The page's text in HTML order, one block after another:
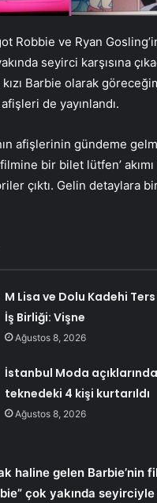
Robbie ve Ryan
seyirci karşısına
kızı Barbie olarak
de yayınlandı.
afişlerinin gündeme
bir bilet lütfen’ akımı
çıktı. Gelin detaylara
M Lisa ve Dolu Kadehi
İş Birliği: Vişne
Ağustos 8, 2026
İstanbul Moda
teknedeki 4 kişi kurtarıldı
Ağustos 8, 2026
haline gelen Barbie’nin
çok yakında